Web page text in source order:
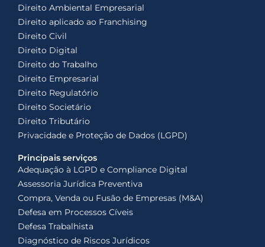
Direito Ambiental Empresarial
Direito aplicado ao Franchising
Direito Civil
Direito Digital
Direito do Trabalho
Direito Empresarial
Direito Regulatório
Direito Societário
Direito Tributário
Privacidade e Proteção de Dados (LGPD)
Principais serviços
Adequação à LGPD e Compliance Digital
Assessoria Jurídica Preventiva
Compra, Venda ou Fusão de Empresas (M&A)
Defesa em Processos Cíveis
Defesa Trabalhista
Diagnóstico de Riscos Jurídicos